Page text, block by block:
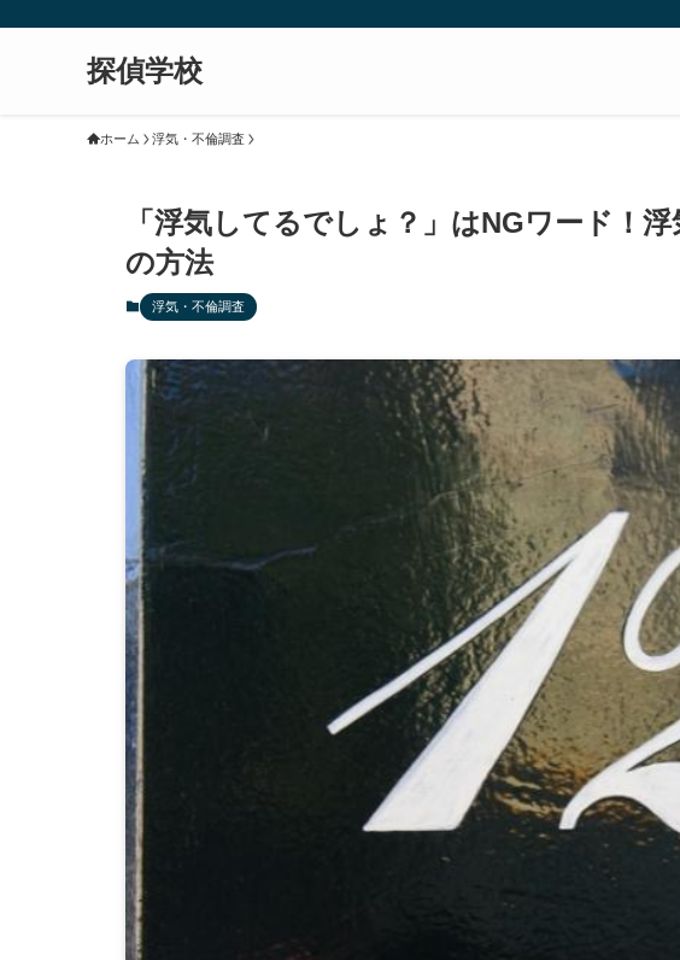
探偵学校
ホーム 浮気・不倫調査
「浮気してるでしょ？」はNGワード！
の方法
浮気・不倫調査